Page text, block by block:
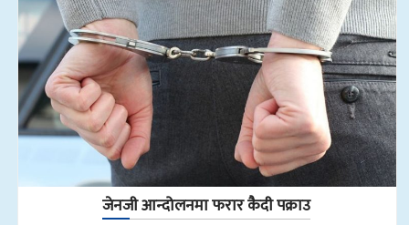
जेनजी आन्दोलनमा फरार कैदी पक्राउ